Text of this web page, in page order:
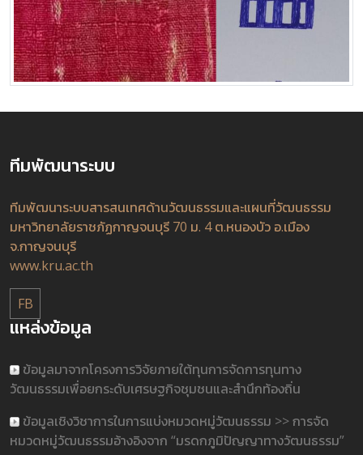
ทีมพัฒนาระบบ
ทีมพัฒนาระบบสารสนเทศด้านวัฒนธรรมและแผนที่วัฒนธรรม
มหาวิทยาลัยราชภัฏกาญจนบุรี 70 ม. 4 ต.หนองบัว อ.เมือง
จ.กาญจนบุรี
www.kru.ac.th
FB
แหล่งข้อมูล
ข้อมูลมาจากโครงการวิจัยภายใต้ทุนการจัดการทุนทาง
วัฒนธรรมเพื่อยกระดับเศรษฐกิจชุมชนและสำนึกท้องถิ่น
ข้อมูลเชิงวิชาการในการแบ่งหมวดหมู่วัฒนธรรม >> การจัด
หมวดหมู่วัฒนธรรมอ้างอิงจาก “มรดกภูมิปัญญาทางวัฒนธรรม”